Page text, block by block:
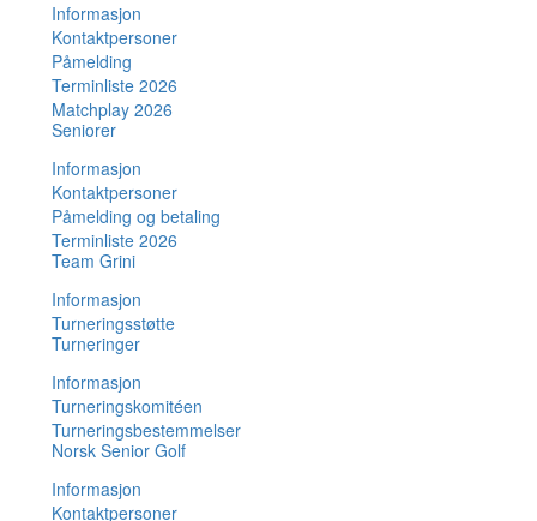
Informasjon
Kontaktpersoner
Påmelding
Terminliste 2026
Matchplay 2026
Seniorer
Informasjon
Kontaktpersoner
Påmelding og betaling
Terminliste 2026
Team Grini
Informasjon
Turneringsstøtte
Turneringer
Informasjon
Turneringskomitéen
Turneringsbestemmelser
Norsk Senior Golf
Informasjon
Kontaktpersoner